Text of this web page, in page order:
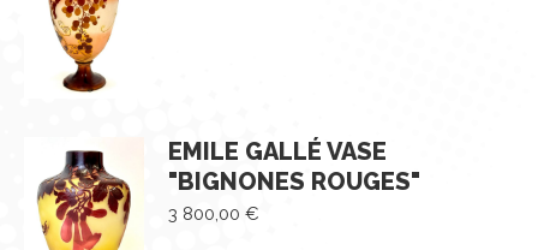
EMILE GALLÉ VASE
"BIGNONES ROUGES"
3 800,00 €